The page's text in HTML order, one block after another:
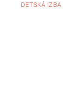
DETSKÁ IZBA